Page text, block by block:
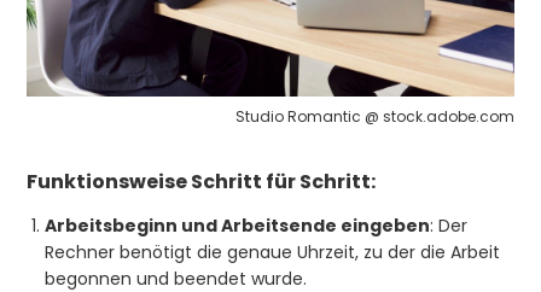
Studio Romantic @ stock.adobe.com
Funktionsweise Schritt für Schritt:
Arbeitsbeginn und Arbeitsende eingeben: Der
Rechner benötigt die genaue Uhrzeit, zu der die Arbeit
begonnen und beendet wurde.